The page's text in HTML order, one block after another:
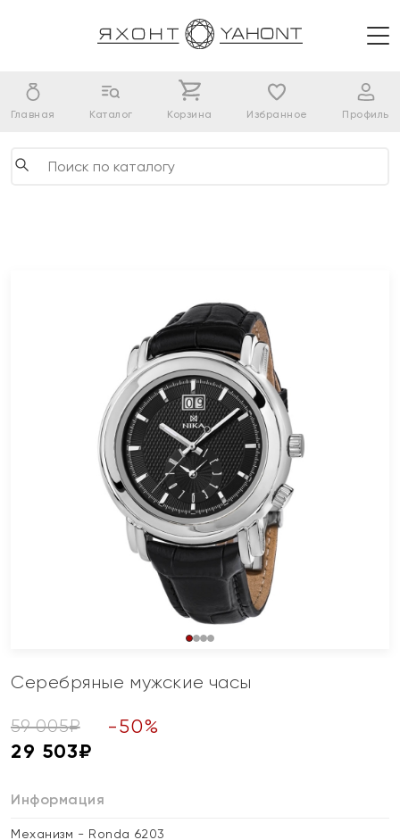
Главная Каталог Корзина Избранное Профиль
Серебряные мужские часы
59 005₽ -50%
29 503₽
Информация
Механизм - Ronda 6203